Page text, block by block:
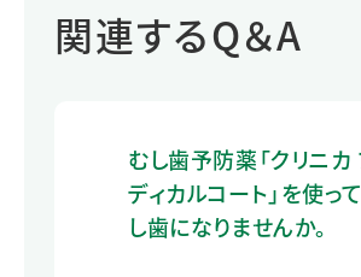
関連するQ＆A
むし歯予防薬「クリニカ
ディカルコート」を使っ
し歯になりませんか。